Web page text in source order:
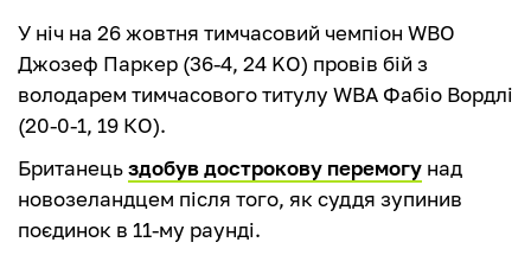
У ніч на 26 жовтня тимчасовий чемпіон WBO
Джозеф Паркер (36-4, 24 KO) провів бій з
володарем тимчасового титулу WBA Фабіо Вордлі
(20-0-1, 19 КО).
Британецьздобув дострокову перемогу над
новозеландцем після того, як суддя зупинив
поєдинок в 11-му раунді.